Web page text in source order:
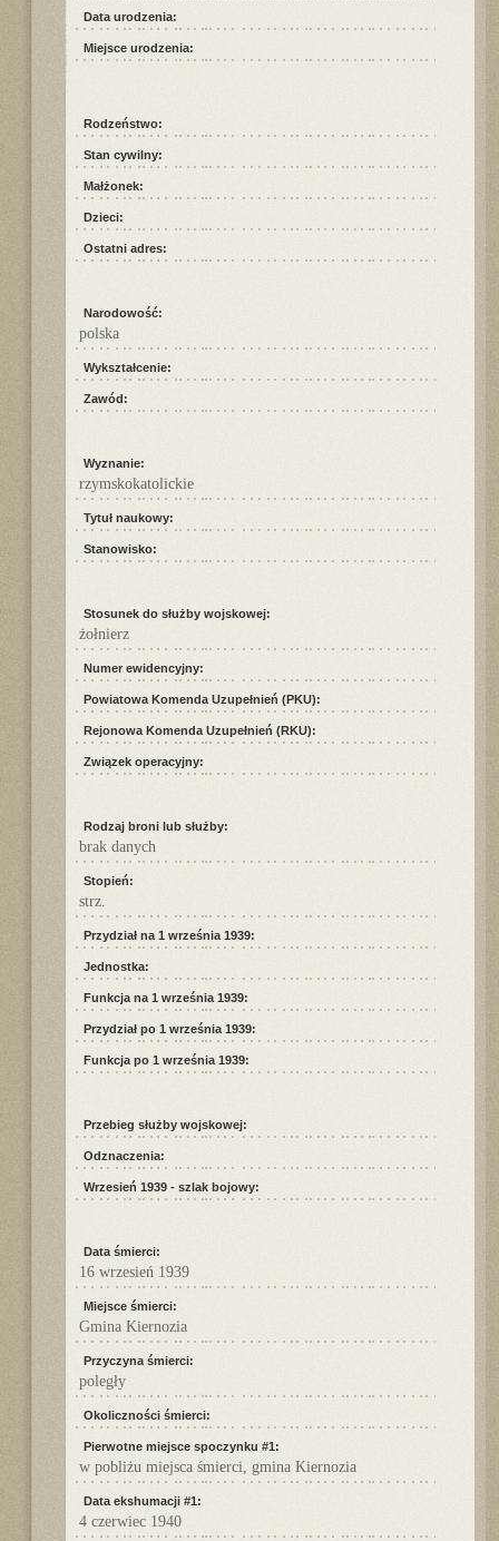
Data urodzenia:
Miejsce urodzenia:
Rodzeństwo:
Stan cywilny:
Małżonek:
Dzieci:
Ostatni adres:
Narodowość:
polska
Wykształcenie:
Zawód:
Wyznanie:
rzymskokatolickie
Tytuł naukowy:
Stanowisko:
Stosunek do służby wojskowej:
żołnierz
Numer ewidencyjny:
Powiatowa Komenda Uzupełnień (PKU):
Rejonowa Komenda Uzupełnień (RKU):
Związek operacyjny:
Rodzaj broni lub służby:
brak danych
Stopień:
strz.
Przydział na 1 września 1939:
Jednostka:
Funkcja na 1 września 1939:
Przydział po 1 września 1939:
Funkcja po 1 września 1939:
Przebieg służby wojskowej:
Odznaczenia:
Wrzesień 1939 - szlak bojowy:
Data śmierci:
16 wrzesień 1939
Miejsce śmierci:
Gmina Kiernozia
Przyczyna śmierci:
poległy
Okoliczności śmierci:
Pierwotne miejsce spoczynku #1:
w pobliżu miejsca śmierci, gmina Kiernozia
Data ekshumacji #1:
4 czerwiec 1940